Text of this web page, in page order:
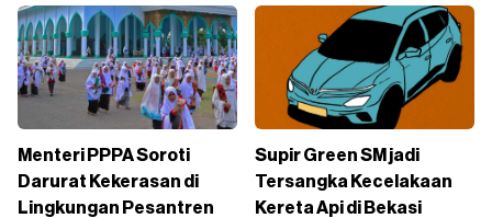
Menteri PPPA Soroti
Darurat Kekerasan di
Lingkungan Pesantren
Supir Green SM jadi
Tersangka Kecelakaan
Kereta Api di Bekasi